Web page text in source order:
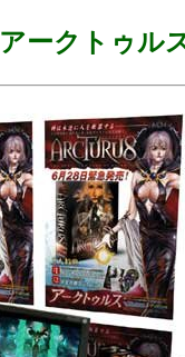
アークトゥル